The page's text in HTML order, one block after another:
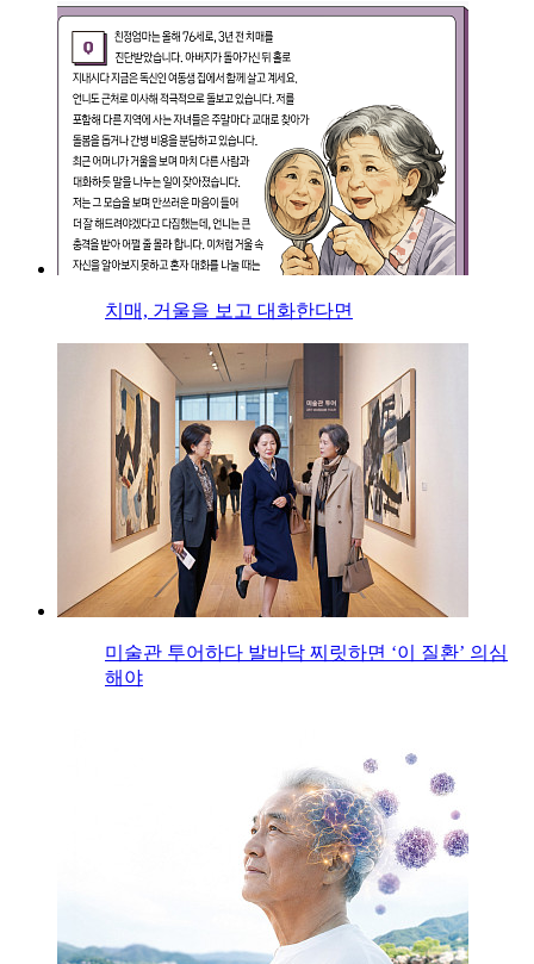
치매, 거울을 보고 대화한다면
미술관 투어하다 발바닥 찌릿하면 ‘이 질환’ 의심
해야